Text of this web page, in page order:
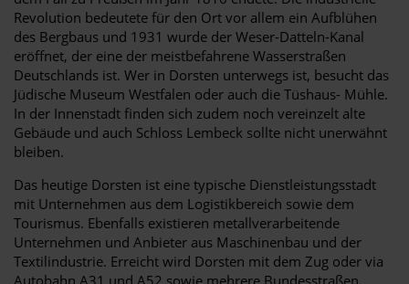
Revolution bedeutete für den Ort vor allem ein Aufblühen
des Bergbaus und 1931 wurde der Weser-Datteln-Kanal
eröffnet, der eine der meistbefahrene Wasserstraßen
Deutschlands ist. Wer in Dorsten unterwegs ist, besucht das
Jüdische Museum Westfalen oder auch die Tüshaus- Mühle.
In der Innenstadt finden sich zudem noch vereinzelt alte
Gebäude und auch Schloss Lembeck sollte nicht unerwähnt
bleiben.
Das heutige Dorsten ist eine typische Dienstleistungsstadt
mit Unternehmen aus dem Logistikbereich sowie dem
Tourismus. Ebenfalls existieren metallverarbeitende
Unternehmen und Anbieter aus Maschinenbau und der
Textilindustrie. Erreicht wird Dorsten mit dem Zug oder via
Autobahn A31 und A52 sowie mehrere Bundesstraßen.